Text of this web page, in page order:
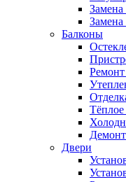
Замена
Замена
Балконы
Ремонт
Тёплое
Двери